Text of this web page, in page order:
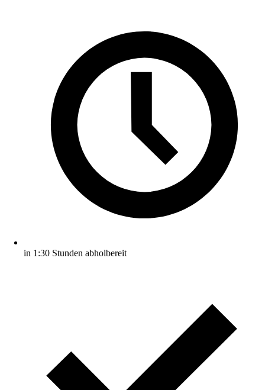
in 1:30 Stunden abholbereit